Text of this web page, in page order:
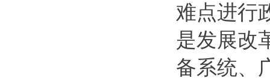
难点进行
是发展改
备系统、